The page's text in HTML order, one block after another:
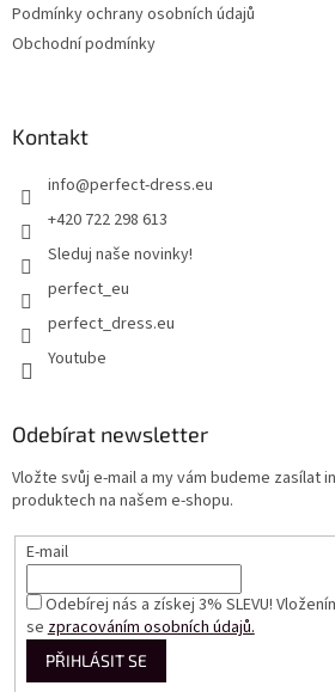
Podmínky ochrany osobních údajů
Obchodní podmínky
Kontakt
info@perfect-dress.eu
+420 722 298 613
Sleduj naše novinky!
perfect_eu
perfect_dress.eu
Youtube
Odebírat newsletter
Vložte svůj e-mail a my vám budeme zasílat
produktech na našem e-shopu.
E-mail
Odebírej nás a získej 3% SLEVU!
sezpracováním osobních údajů.
PŘIHLÁSIT SE